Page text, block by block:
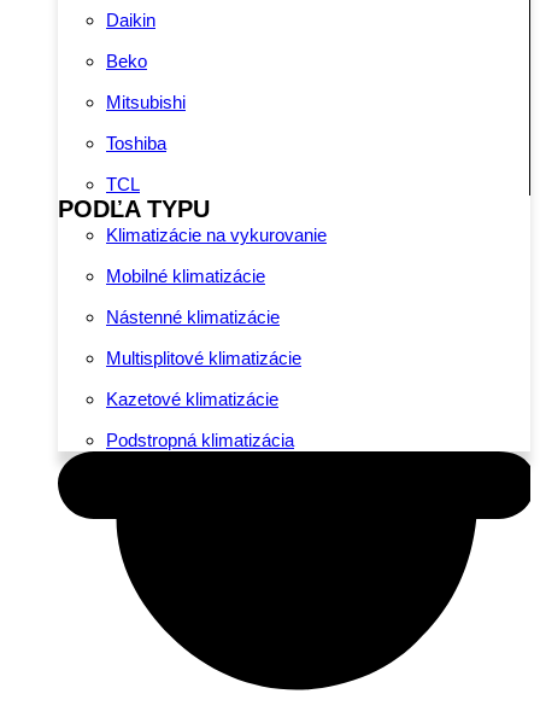
Daikin
Beko
Mitsubishi
Toshiba
TCL
PODĽA TYPU
Klimatizácie na vykurovanie
Mobilné klimatizácie
Nástenné klimatizácie
Multisplitové klimatizácie
Kazetové klimatizácie
Podstropná klimatizácia